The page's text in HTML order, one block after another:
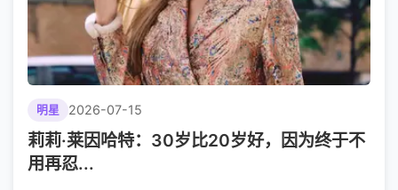
明星 2026-07-15
莉莉·莱因哈特：30岁比20岁好，因为终于不
用再忍...